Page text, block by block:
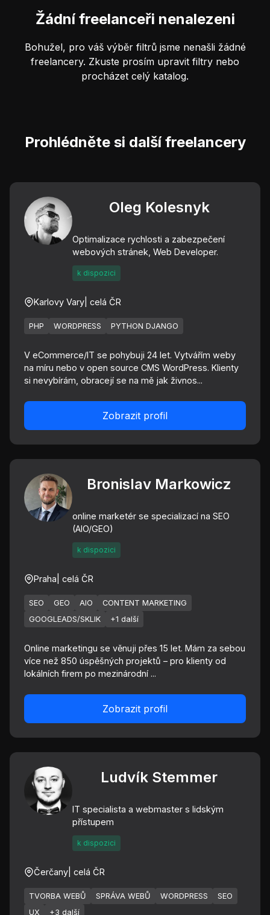
Žádní freelanceři nenalezeni
Bohužel, pro váš výběr filtrů jsme nenašli žádné
freelancery. Zkuste prosím upravit filtry nebo
procházet celý katalog.
Prohlédněte si další freelancery
Oleg Kolesnyk
Optimalizace rychlosti a zabezpečení
webových stránek, Web Developer.
k dispozici
Karlovy Vary | celá ČR
PHP WORDPRESS PYTHON DJANGO
V eCommerce/IT se pohybuji 24 let. Vytvářím weby
na míru nebo v open source CMS WordPress. Klienty
si nevybírám, obracejí se na mě jak živnos...
Zobrazit profil
Bronislav Markowicz
online marketér se specializací na SEO
(AIO/GEO)
k dispozici
Praha | celá ČR
SEO GEO AIO
CONTENT MARKETING
GOOGLEADS/SKLIK
+1 další
Online marketingu se věnuji přes 15 let. Mám za sebou
více než 850 úspěšných projektů – pro klienty od
lokálních firem po mezinárodní ...
Zobrazit profil
Ludvík Stemmer
IT specialista a webmaster s lidským
přístupem
k dispozici
Čerčany | celá ČR
TVORBA WEBŮ SPRÁVA WEBŮ WORDPRESS
SEO
UX
+3 další